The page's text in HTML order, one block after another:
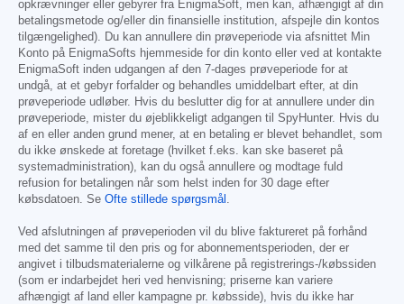
opkrævninger eller gebyrer fra EnigmaSoft, men kan, afhængigt af din
betalingsmetode og/eller din finansielle institution, afspejle din kontos
tilgængelighed). Du kan annullere din prøveperiode via afsnittet Min
Konto på EnigmaSofts hjemmeside for din konto eller ved at kontakte
EnigmaSoft inden udgangen af den 7-dages prøveperiode for at
undgå, at et gebyr forfalder og behandles umiddelbart efter, at din
prøveperiode udløber. Hvis du beslutter dig for at annullere under din
prøveperiode, mister du øjeblikkeligt adgangen til SpyHunter. Hvis du
af en eller anden grund mener, at en betaling er blevet behandlet, som
du ikke ønskede at foretage (hvilket f.eks. kan ske baseret på
systemadministration), kan du også annullere og modtage fuld
refusion for betalingen når som helst inden for 30 dage efter
købsdatoen. Se Ofte stillede spørgsmål
Ved afslutningen af prøveperioden vil du blive faktureret på forhånd
med det samme til den pris og for abonnementsperioden, der er
angivet i tilbudsmaterialerne og vilkårene på registrerings-/købssiden
(som er indarbejdet heri ved henvisning; priserne kan variere
afhængigt af land eller kampagne pr. købsside), hvis du ikke har